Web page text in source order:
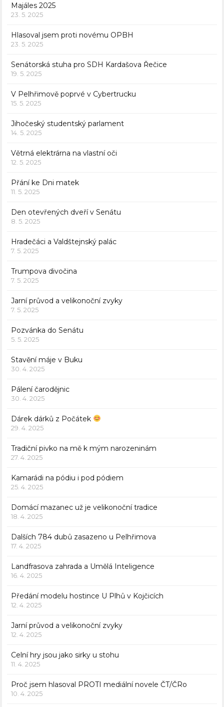
Majáles 2025
23. 5. 2025
Hlasoval jsem proti novému OPBH
23. 5. 2025
Senátorská stuha pro SDH Kardašova Řečice
19. 5. 2025
V Pelhřimově poprvé v Cybertrucku
15. 5. 2025
Jihočeský studentský parlament
14. 5. 2025
Větrná elektrárna na vlastní oči
12. 5. 2025
Přání ke Dni matek
11. 5. 2025
Den otevřených dveří v Senátu
8. 5. 2025
Hradečáci a Valdštejnský palác
7. 5. 2025
Trumpova divočina
7. 5. 2025
Jarní průvod a velikonoční zvyky
7. 5. 2025
Pozvánka do Senátu
5. 5. 2025
Stavění máje v Buku
30. 4. 2025
Pálení čarodějnic
30. 4. 2025
Dárek dárků z Počátek
29. 4. 2025
Tradiční pivko na mě k mým narozeninám
27. 4. 2025
Kamarádi na pódiu i pod pódiem
25. 4. 2025
Domácí mazanec už je velikonoční tradice
18. 4. 2025
Dalších 784 dubů zasazeno u Pelhřimova
17. 4. 2025
Landfrasova zahrada a Umělá Inteligence
16. 4. 2025
Předání modelu hostince U Plhů v Kojčicích
12. 4. 2025
Jarní průvod a velikonoční zvyky
12. 4. 2025
Celní hry jsou jako sirky u stohu
11. 4. 2025
Proč jsem hlasoval PROTI mediální novele ČT/ČRo
10. 4. 2025